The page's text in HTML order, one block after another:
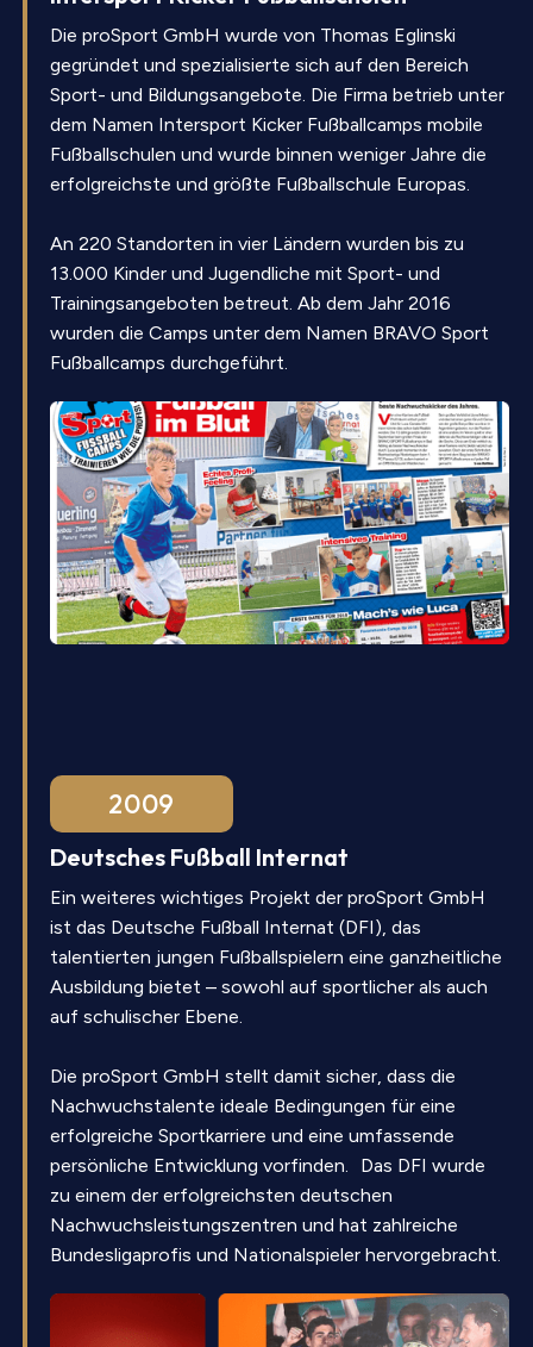
Die proSport GmbH wurde von Thomas Eglinski
gegründet und spezialisierte sich auf den Bereich
Sport- und Bildungsangebote. Die Firma betrieb unter
dem Namen Intersport Kicker Fußballcamps mobile
Fußballschulen und wurde binnen weniger Jahre die
erfolgreichste und größte Fußballschule Europas.
An 220 Standorten in vier Ländern wurden bis zu
13.000 Kinder und Jugendliche mit Sport- und
Trainingsangeboten betreut. Ab dem Jahr 2016
wurden die Camps unter dem Namen BRAVO Sport
Fußballcamps durchgeführt.
2009
Deutsches Fußball Internat
Ein weiteres wichtiges Projekt der proSport GmbH
ist das Deutsche Fußball Internat (DFI), das
talentierten jungen Fußballspielern eine ganzheitliche
Ausbildung bietet – sowohl auf sportlicher als auch
auf schulischer Ebene.
Die proSport GmbH stellt damit sicher, dass die
Nachwuchstalente ideale Bedingungen für eine
erfolgreiche Sportkarriere und eine umfassende
persönliche Entwicklung vorfinden. Das DFI wurde
zu einem der erfolgreichsten deutschen
Nachwuchsleistungszentren und hat zahlreiche
Bundesligaprofis und Nationalspieler hervorgebracht.